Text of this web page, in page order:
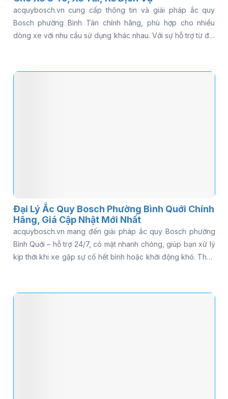
acquybosch.vn cung cấp thông tin và giải pháp ắc quy
Bosch phường Bình Tân chính hãng, phù hợp cho nhiều
dòng xe với nhu cầu sử dụng khác nhau. Với sự hỗ trợ từ đội
phá chi tiết và chọn đúng loại ắc quy phù hợp.
Đại Lý Ắc Quy Bosch Phường Bình Quới Chính
Hãng, Giá Cập Nhật Mới Nhất
acquybosch.vn mang đến giải pháp ắc quy Bosch phường
Bình Quới – hỗ trợ 24/7, có mặt nhanh chóng, giúp bạn xử lý
kịp thời khi xe gặp sự cố hết bình hoặc khởi động khó. Thay
hợp với xe. Đọc ngay bài viết để khám phá chi tiết và lựa